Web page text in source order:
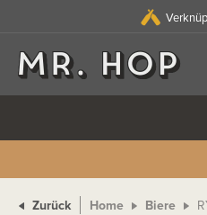
Zurück Home Biere